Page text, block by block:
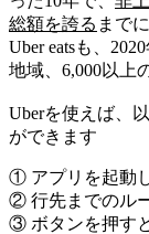
総額を誇る まで
Uber eatsも、
地域、6,000以上
Uberを使えば、
ができます
① アプリを起動
② 行先までのル
③ ボタンを押す